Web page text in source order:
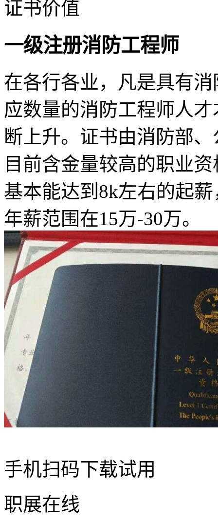
证书价值
一级注册消防工程师
在各行各业，凡是具有
应数量的消防工程师人
断上升。证书由消防部
目前含金量较高的职业
基本能达到8k左右的起
年薪范围在15万-30万。
手机扫码下载试用
职展在线